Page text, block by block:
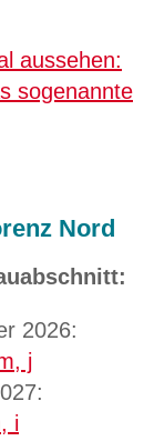
Nord
2026:
j
i